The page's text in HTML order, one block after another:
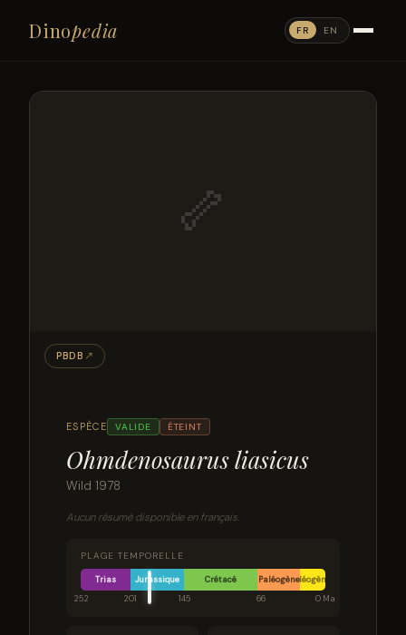
Dinopedia FR EN
ESPÈCE VALIDE ÉTEINT
Ohmdenosaurus liasicus
Wild 1978
Aucun résumé disponible en français.
PLAGE TEMPORELLE
Trias Jurassique Crétacé PaléogèneNéogène
252
201 145 66 0 Ma
🦴
PBDB ↗